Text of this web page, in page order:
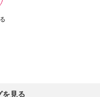
を見る